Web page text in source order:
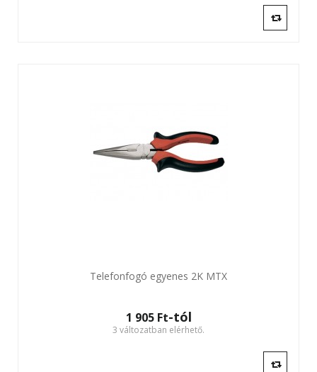
Telefonfogó egyenes 2K MTX
1 905 Ft‎-tól
3 változatban elérhető.